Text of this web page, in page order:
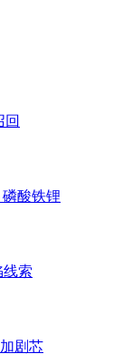
回
酸铁锂
线索
剧芯